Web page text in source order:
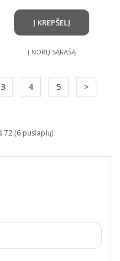
Į KREPŠELĮ
Į NORŲ SĄRAŠĄ
3 4 5 >
72 (6 puslapių)